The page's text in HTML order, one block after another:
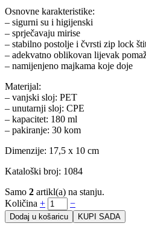
Osnovne karakteristike:
– sigurni su i higijenski
– sprječavaju mirise
– stabilno postolje i čvrsti zip lock
– adekvatno oblikovan lijevak
– namijenjeno majkama koje doje
Materijal:
– vanjski sloj: PET
– unutarnji sloj: CPE
– kapacitet: 180 ml
– pakiranje: 30 kom
Dimenzije: 17,5 x 10 cm
Kataloški broj: 1084
Samo 2 artikl(a) na stanju.
Količina + −
Dodaj u košaricu KUPI SADA